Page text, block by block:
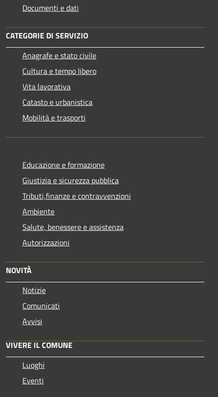
Documenti e dati
CATEGORIE DI SERVIZIO
Anagrafe e stato civile
Cultura e tempo libero
Vita lavorativa
Catasto e urbanistica
Mobilità e trasporti
Educazione e formazione
Giustizia e sicurezza pubblica
Tributi,finanze e contravvenzioni
Ambiente
Salute, benessere e assistenza
Autorizzazioni
NOVITÀ
Notizie
Comunicati
Avvisi
VIVERE IL COMUNE
Luoghi
Eventi